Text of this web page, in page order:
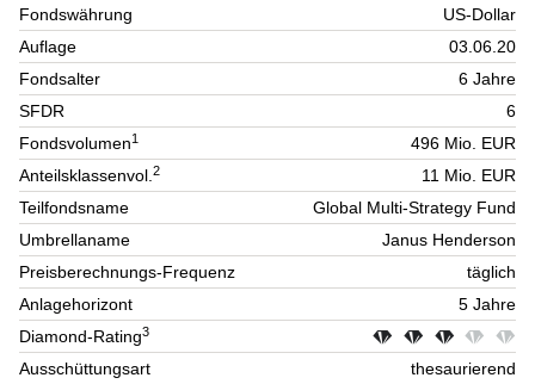
Fondswährung
US-Dollar
Auflage
03.06.20
Fondsalter
6 Jahre
SFDR
6
Fondsvolumen1
496 Mio. EUR
Anteilsklassenvol.2
11 Mio. EUR
Teilfondsname
Global Multi-Strategy Fund
Umbrellaname
Janus Henderson
Preisberechnungs-Frequenz
täglich
Anlagehorizont
5 Jahre
Diamond-Rating3
Ausschüttungsart thesaurierend